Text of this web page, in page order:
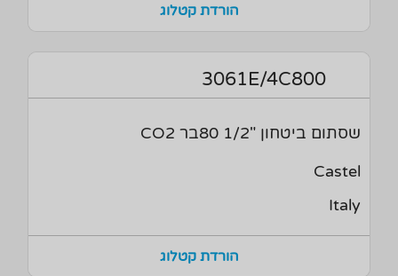
הורדת קטלוג
3061E/4C800
שסתום ביטחון "1/2 80בר CO2
Castel
Italy
הורדת קטלוג